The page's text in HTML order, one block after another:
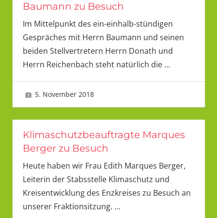
Baumann zu Besuch
Im Mittelpunkt des ein-einhalb-stündigen
Gespräches mit Herrn Baumann und seinen
beiden Stellvertretern Herrn Donath und
Herrn Reichenbach steht natürlich die …
5. November 2018
Klimaschutzbeauftragte Marques
Berger zu Besuch
Heute haben wir Frau Edith Marques Berger,
Leiterin der Stabsstelle Klimaschutz und
Kreisentwicklung des Enzkreises zu Besuch an
unserer Fraktionsitzung. …